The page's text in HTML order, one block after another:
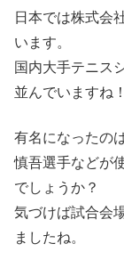
日本では株式会
います。
国内大手テニス
並んでいますね！
有名になったの
慎吾選手などが
でしょうか？
気づけば試合会
ましたね。